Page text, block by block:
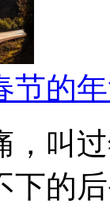
节的
，叫
下的